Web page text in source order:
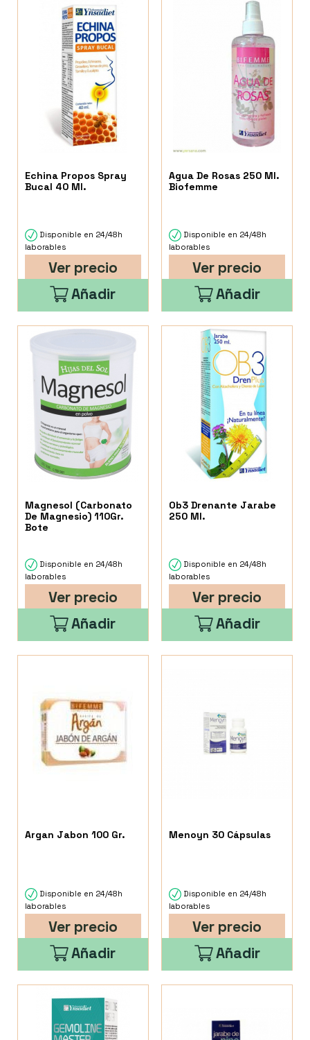
Echina Propos Spray
Bucal 40 Ml.
Disponible en 24/48h
laborables
Ver precio
Añadir
Agua De Rosas 250 Ml.
Biofemme
Disponible en 24/48h
laborables
Ver precio
Añadir
Magnesol (Carbonato
De Magnesio) 110Gr.
Bote
Disponible en 24/48h
laborables
Ver precio
Añadir
Ob3 Drenante Jarabe
250 Ml.
Disponible en 24/48h
laborables
Ver precio
Añadir
Argan Jabon 100 Gr.
Disponible en 24/48h
laborables
Ver precio
Añadir
Menoyn 30 Cápsulas
Disponible en 24/48h
laborables
Ver precio
Añadir